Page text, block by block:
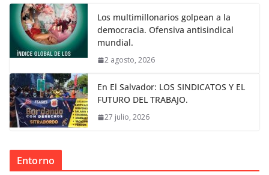
Los multimillonarios golpean a la
democracia. Ofensiva antisindical
mundial.
2 agosto, 2026
En El Salvador: LOS SINDICATOS Y EL
FUTURO DEL TRABAJO.
27 julio, 2026
Entorno